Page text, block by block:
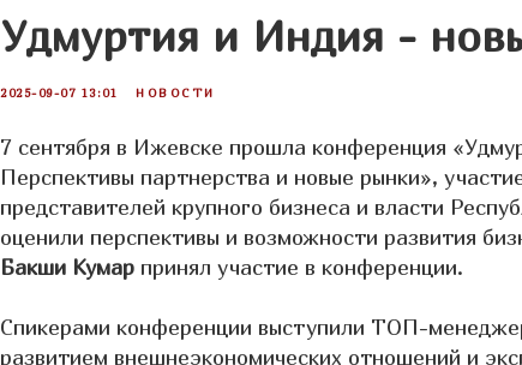
Удмуртия и Индия -
2025-09-07 13:01 НОВОСТИ
7 сентября в Ижевске прошла конференция
Перспективы партнерства и новые рынки»,
представителей крупного бизнеса и власти
оценили перспективы и возможности развития
Бакши Кумар принял участие в конференции.
Спикерами конференции выступили ТОП-
развитием внешнеэкономических отношений и